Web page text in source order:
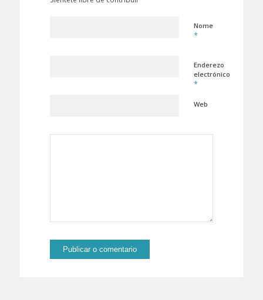
Nome
*
Enderezo
electrónico
*
Web